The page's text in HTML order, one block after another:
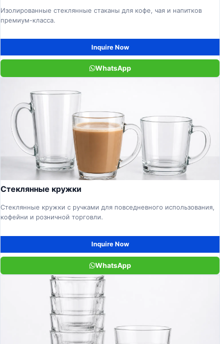
Изолированные стеклянные стаканы для кофе, чая и напитков
премиум-класса.
Inquire Now
WhatsApp
Стеклянные кружки
Стеклянные кружки с ручками для повседневного использования,
кофейни и розничной торговли.
Inquire Now
WhatsApp